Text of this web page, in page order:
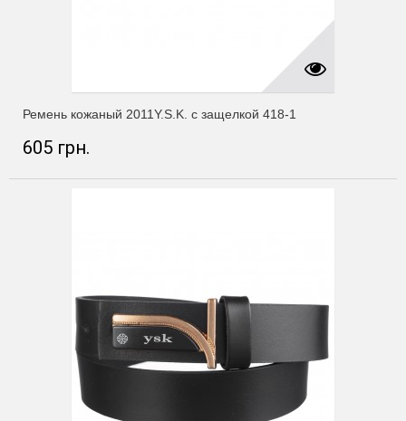
Ремень кожаный 2011Y.S.K. с защелкой 418-1
605 грн.